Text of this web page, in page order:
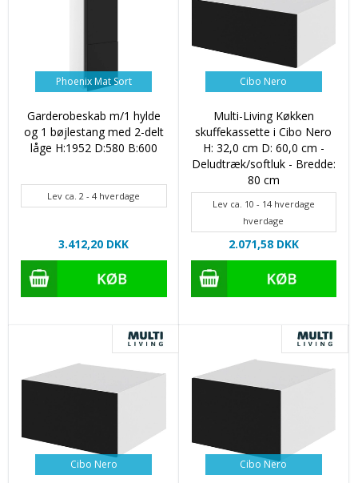
Phoenix Mat Sort
Garderobeskab m/1 hylde
og 1 bøjlestang med 2-delt
låge H:1952 D:580 B:600
Lev ca. 2 - 4 hverdage
3.412,20 DKK
Cibo Nero
Multi-Living Køkken
skuffekassette i Cibo Nero
H: 32,0 cm D: 60,0 cm -
Deludtræk/softluk - Bredde:
80 cm
Lev ca. 10 - 14 hverdage
hverdage
2.071,58 DKK
Cibo Nero Cibo Nero